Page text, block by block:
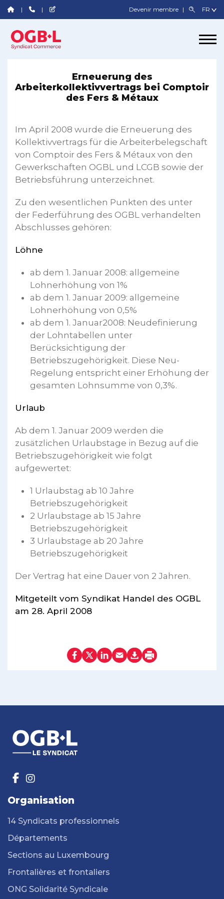
Devenir membre
Erneuerung des
Arbeiterkollektivvertrags bei Comptoir
des Fers & Métaux
Im April 2008 wurde die Erneuerung des
Kollektivvertrags für die Arbeiterbelegschaft
von Comptoir des Fers & Métaux von den
Gewerkschaften OGBL und LCGB sowie der
Betriebsführung unterzeichnet.
Zu den wesentlichen Punkten des unter
der Federführung des OGBL verhandelten
Abschlusses gehören:
Löhne
ab dem 1. Januar 2008: allgemeine
Lohnerhöhung von 1%
ab dem 1. Januar 2009: allgemeine
Lohnerhöhung von 0,5%
ab dem 1. Januar2008: Neudefinierung
der Lohntabellen unter
Berücksichtigung der
Betriebszugehörigkeit. Diese Neu-
Regelung entspricht einer Erhöhung der
gesamten Lohnsumme von 0,3%.
Urlaub
Ab dem 1. Januar 2009 werden die
zusätzlichen Urlaubstage in Bezug auf die
Betriebszugehörigkeit wie folgt
aufgewertet:
1 Urlaubstag ab 10 Jahre
Betriebszugehörigkeit
2 Urlaubstage ab 15 Jahre
Betriebszugehörigkeit
3 Urlaubstage ab 20 Jahre
Betriebszugehörigkeit
Der Vertrag hat eine Dauer von 2 Jahren.
Mitgeteilt vom Syndikat Handel des OGBL
am 28. April 2008
Organisation
14 Syndicats professionnels
Départements
Sections au Luxembourg
Frontalières et frontaliers
ONG Solidarité Syndicale